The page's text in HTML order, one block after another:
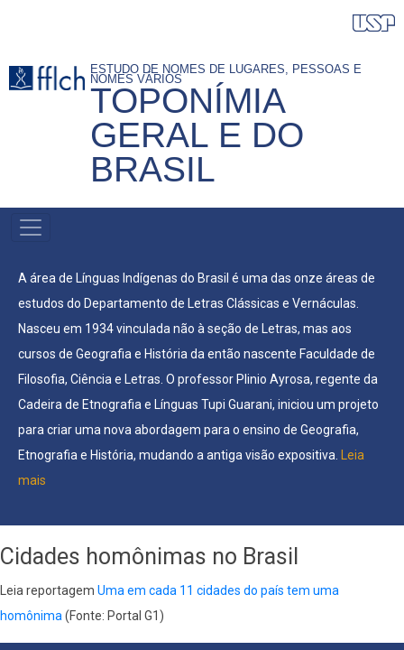
conteúdo
ESTUDO DE NOMES DE LUGARES, PESSOAS E
NOMES VÁRIOS
TOPONÍMIA
GERAL E DO
BRASIL
NAVEGAÇÃO
A área de Línguas Indígenas do Brasil é uma das onze áreas de
estudos do Departamento de Letras Clássicas e Vernáculas.
Nasceu em 1934 vinculada não à seção de Letras, mas aos
cursos de Geografia e História da então nascente Faculdade de
Filosofia, Ciência e Letras. O professor Plinio Ayrosa, regente da
Cadeira de Etnografia e Línguas Tupi Guarani, iniciou um projeto
para criar uma nova abordagem para o ensino de Geografia,
Etnografia e História, mudando a antiga visão expositiva.
Leia
mais
Cidades homônimas no Brasil
Leia reportagem Uma em cada 11 cidades do país tem uma
homônima (Fonte: Portal G1)